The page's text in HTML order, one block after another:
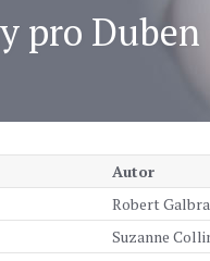
pro Duben
Autor
Robert
Suzanne